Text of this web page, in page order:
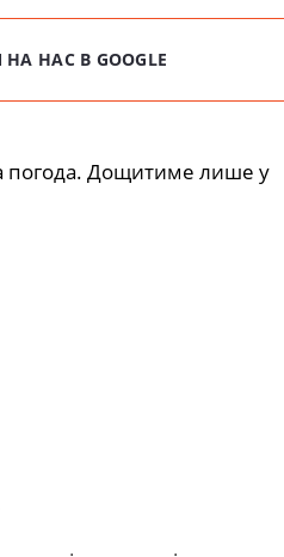
НАС В GOOGLE
погода. Дощитиме лише у